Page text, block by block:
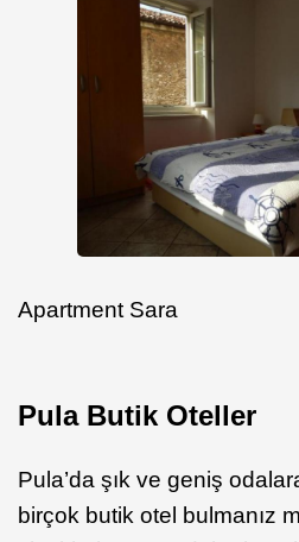
Apartment Sara
Pula Butik Oteller
Pula’da şık ve geniş
birçok butik otel bulmanız